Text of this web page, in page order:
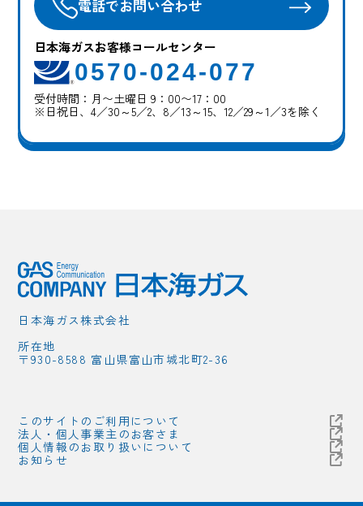
電話でお問い合わせ
日本海ガスお客様コールセンター
0570-024-077
受付時間：月〜土曜日 9：00〜17：00
※日祝日、4／30～5／2、8／13～15、12／29～1／3を除く
日本海ガス株式会社
所在地
〒930-8588 富山県富山市城北町2-36
このサイトのご利用について
法人・個人事業主のお客さま
個人情報のお取り扱いについて
お知らせ